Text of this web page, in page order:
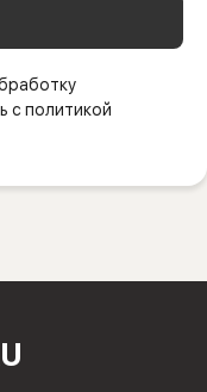
с политикой